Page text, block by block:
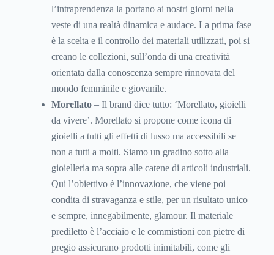
l’intraprendenza la portano ai nostri giorni nella
veste di una realtà dinamica e audace. La prima fase
è la scelta e il controllo dei materiali utilizzati, poi si
creano le collezioni, sull’onda di una creatività
orientata dalla conoscenza sempre rinnovata del
mondo femminile e giovanile.
Morellato – Il brand dice tutto: ‘Morellato, gioielli
da vivere’. Morellato si propone come icona di
gioielli a tutti gli effetti di lusso ma accessibili se
non a tutti a molti. Siamo un gradino sotto alla
gioielleria ma sopra alle catene di articoli industriali.
Qui l’obiettivo è l’innovazione, che viene poi
condita di stravaganza e stile, per un risultato unico
e sempre, innegabilmente, glamour. Il materiale
prediletto è l’acciaio e le commistioni con pietre di
pregio assicurano prodotti inimitabili, come gli